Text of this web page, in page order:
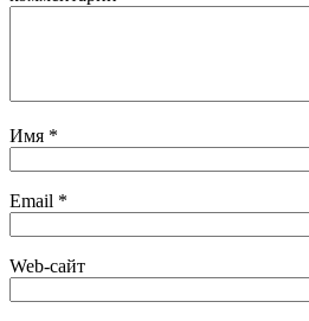
Имя *
Email *
Web-сайт